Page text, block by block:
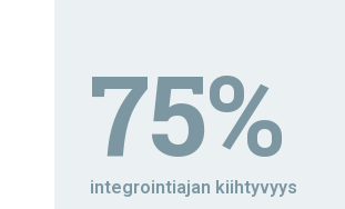
75%
integrointiajan kiihtyvyys